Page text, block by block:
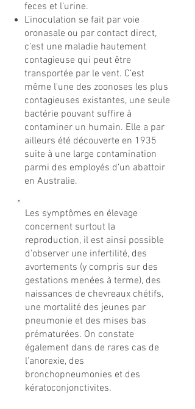
feces et l’urine.
L’inoculation se fait par voie
oronasale ou par contact direct,
c’est une maladie hautement
contagieuse qui peut être
transportée par le vent. C’est
même l'une des zoonoses les plus
contagieuses existantes, une seule
bactérie pouvant suffire à
contaminer un humain. Elle a par
ailleurs été découverte en 1935
suite à une large contamination
parmi des employés d’un abattoir
en Australie.
Les symptômes en élevage
concernent surtout la
reproduction, il est ainsi possible
d’observer une infertilité, des
avortements (y compris sur des
gestations menées à terme), des
naissances de chevreaux chétifs,
une mortalité des jeunes par
pneumonie et des mises bas
prématurées. On constate
également dans de rares cas de
l’anorexie, des
bronchopneumonies et des
kératoconjonctivites.